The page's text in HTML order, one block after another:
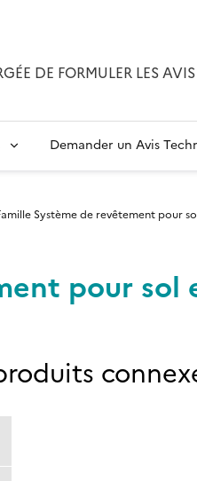
DE FORMULER LES
Demander un Avis
Système de revêtement pour
pour sol